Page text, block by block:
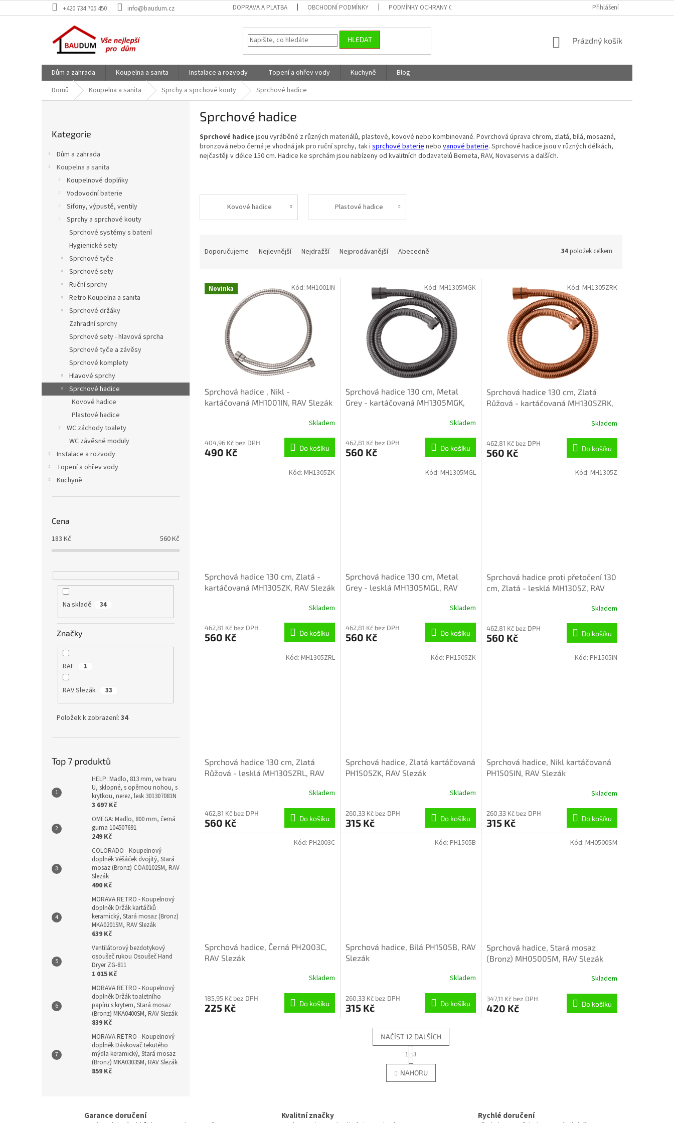
na
+420 734 705 450 info@baudum.cz DOPRAVA A PLATBA OBCHODNÍ PODMÍNKY PODMÍNKY OCHRANY OSOBNÍCH ÚDAJŮ Přihlášení
HLEDAT
NÁKUPNÍ
Prázdný košík
Dům a zahrada Koupelna a sanita Instalace a rozvody Topení a ohřev vody Kuchyně
Blog
Domů
Koupelna a sanita Sprchy a sprchové kouty Sprchové hadice
kategorie
Kategorie
Dům a zahrada
Koupelna a sanita
Koupelnové doplňky
Vodovodní baterie
Sifony, výpustě, ventily
Sprchy a sprchové kouty
Sprchové systémy s baterií
Hygienické sety
Sprchové tyče
Sprchové sety
Ruční sprchy
Retro Koupelna a sanita
Sprchové držáky
Zahradní sprchy
Sprchové sety - hlavová sprcha
Sprchové tyče a závěsy
Sprchové komplety
Hlavové sprchy
Sprchové hadice
Kovové hadice
Plastové hadice
WC záchody toalety
WC závěsné moduly
Instalace a rozvody
Topení a ohřev vody
Kuchyně
Cena
183 Kč 560Kč
Na skladě 34
Značky
RAF 1
RAV Slezák 33
Položek k zobrazení: 34
Top 7 produktů
HELP: Madlo, 813 mm, ve tvaru
U, sklopné, s opěrnou nohou, s
krytkou, nerez, lesk 301307081N
3 697 Kč
OMEGA: Madlo, 800 mm, černá
guma 104507691
249 Kč
COLORADO - Koupelnový
doplněk Věšáček dvojitý, Stará
mosaz (Bronz) COA0102SM, RAV
Slezák
490 Kč
MORAVA RETRO - Koupelnový
doplněk Držák kartáčků
keramický, Stará mosaz (Bronz)
MKA0201SM, RAV Slezák
639 Kč
Ventilátorový bezdotykový
osoušeč rukou Osoušeč Hand
Dryer ZG-811
1 015 Kč
MORAVA RETRO - Koupelnový
doplněk Držák toaletního
papíru s krytem, Stará mosaz
(Bronz) MKA0400SM, RAV Slezák
839 Kč
MORAVA RETRO - Koupelnový
doplněk Dávkovač tekutého
mýdla keramický, Stará mosaz
(Bronz) MKA0303SM, RAV Slezák
859 Kč
Sprchové hadice
Sprchové hadice jsou vyráběné z různých materiálů, plastové, kovové nebo kombinované. Povrchová úprava chrom, zlatá, bílá, mosazná,
bronzová nebo černá je vhodná jak pro ruční sprchy, tak i sprchové baterie nebo vanové baterie. Sprchové hadice jsou v různých délkách,
nejčastěji v délce 150 cm. Hadice ke sprchám jsou nabízeny od kvalitních dodavatelů Bemeta, RAV, Novaservis a dalších.
Kovové hadice Plastové hadice
n
Doporučujeme Nejlevnější Nejdražší Nejprodávanější Abecedně 34položek celkem
V Novinka
Sprchová hadice , Nikl -
kartáčovaná MH1001IN, RAV Slezák
Skladem
404,96 Kč bez DPH
490 Kč Do košíku
Kód: MH1001IN
Sprchová hadice 130 cm, Metal
Grey - kartáčovaná MH1305MGK,
Skladem
462,81 Kč bez DPH
560 Kč Do košíku
Kód: MH1305MGK
Sprchová hadice 130 cm, Zlatá
Růžová - kartáčovaná MH1305ZRK,
Skladem
462,81 Kč bez DPH
560 Kč Do košíku
Kód: MH1305ZRK
Sprchová hadice 130 cm, Zlatá -
kartáčovaná MH1305ZK, RAV Slezák
Skladem
462,81 Kč bez DPH
560 Kč Do košíku
Kód: MH1305ZK
Sprchová hadice 130 cm, Metal
Grey - lesklá MH1305MGL, RAV
Skladem
462,81 Kč bez DPH
560 Kč Do košíku
Kód: MH1305MGL
Sprchová hadice proti přetočení 130
cm, Zlatá - lesklá MH1305Z, RAV
Skladem
462,81 Kč bez DPH
560 Kč Do košíku
Kód: MH1305Z
Sprchová hadice 130 cm, Zlatá
Růžová - lesklá MH1305ZRL, RAV
Skladem
462,81 Kč bez DPH
560 Kč Do košíku
Kód: MH1305ZRL
Sprchová hadice, Zlatá kartáčovaná
PH1505ZK, RAV Slezák
Skladem
260,33 Kč bez DPH
315 Kč Do košíku
Kód: PH1505ZK
Sprchová hadice, Nikl kartáčovaná
PH1505IN, RAV Slezák
Skladem
260,33 Kč bez DPH
315 Kč Do košíku
Kód: PH1505IN
Sprchová hadice, Černá PH2003C,
RAV Slezák
Skladem
185,95 Kč bez DPH
225 Kč Do košíku
Kód: PH2003C
Sprchová hadice, Bílá PH1505B, RAV
Slezák
Skladem
260,33 Kč bez DPH
315 Kč Do košíku
Kód: PH1505B
Sprchová hadice, Stará mosaz
(Bronz) MH0500SM, RAV Slezák
Skladem
347,11 Kč bez DPH
420 Kč Do košíku
Kód: MH0500SM
O
v
l
NAČÍST 12 DALŠÍCH
S
t
r
á
n
1 3
NAHORU
Garance doručení Kvalitní značky Rychlé doručení